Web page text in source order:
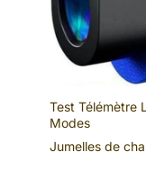
Test Télémètre
Modes
Jumelles de